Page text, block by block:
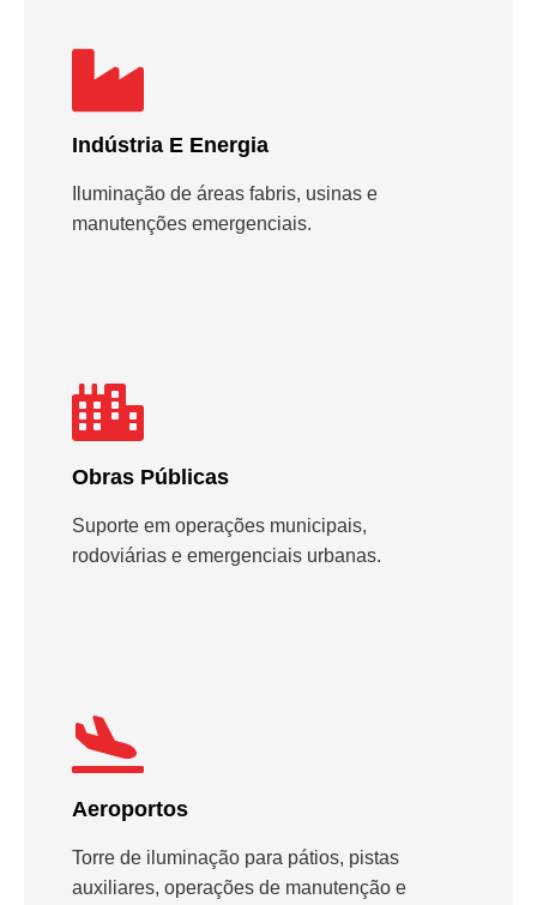
Indústria E Energia
Iluminação de áreas fabris, usinas e
manutenções emergenciais.
Obras Públicas
Suporte em operações municipais,
rodoviárias e emergenciais urbanas.
Aeroportos
Torre de iluminação para pátios, pistas
auxiliares, operações de manutenção e